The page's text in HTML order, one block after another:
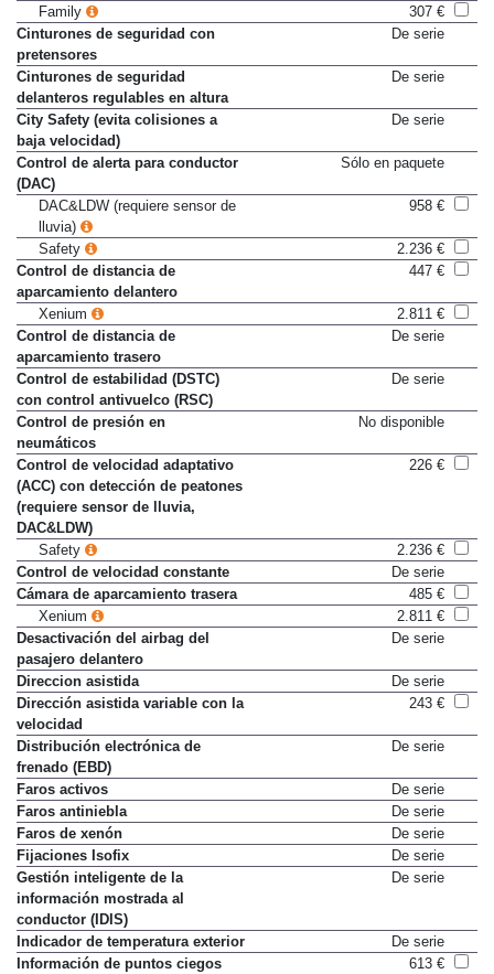
Family
307 €
Cinturones de seguridad con
pretensores
De serie
Cinturones de seguridad
delanteros regulables en altura
De serie
City Safety (evita colisiones a
baja velocidad)
De serie
Control de alerta para conductor
(DAC)
Sólo en paquete
DAC&LDW (requiere sensor de
lluvia)
958 €
Safety
2.236 €
Control de distancia de
aparcamiento delantero
447 €
Xenium
2.811 €
Control de distancia de
aparcamiento trasero
De serie
Control de estabilidad (DSTC)
con control antivuelco (RSC)
De serie
Control de presión en
neumáticos
No disponible
Control de velocidad adaptativo
(ACC) con detección de peatones
(requiere sensor de lluvia,
DAC&LDW)
226 €
Safety
2.236 €
Control de velocidad constante
De serie
Cámara de aparcamiento trasera
485 €
Xenium
2.811 €
Desactivación del airbag del
pasajero delantero
De serie
Direccion asistida
De serie
Dirección asistida variable con la
velocidad
243 €
Distribución electrónica de
frenado (EBD)
De serie
Faros activos
De serie
Faros antiniebla
De serie
Faros de xenón
De serie
Fijaciones Isofix
De serie
Gestión inteligente de la
información mostrada al
conductor (IDIS)
De serie
Indicador de temperatura exterior
De serie
Información de puntos ciegos
613 €